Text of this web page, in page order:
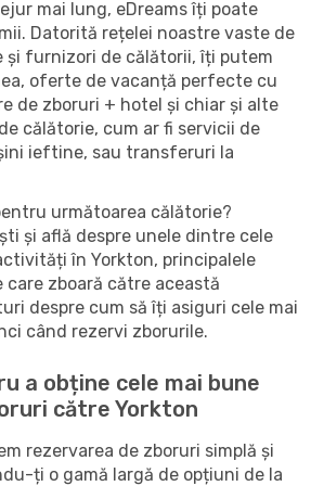
mai lung, eDreams îți poate
Datorită rețelei noastre vaste de
și furnizori de călătorii, îți putem
oferte de vacanță perfecte cu
de zboruri + hotel și chiar și alte
călătorie, cum ar fi servicii de
ieftine, sau transferuri la
următoarea călătorie?
și află despre unele dintre cele
în Yorkton, principalele
care zboară către această
despre cum să îți asiguri cele mai
când rezervi zborurile.
a obține cele mai bune
către Yorkton
rezervarea de zboruri simplă și
ți o gamă largă de opțiuni de la